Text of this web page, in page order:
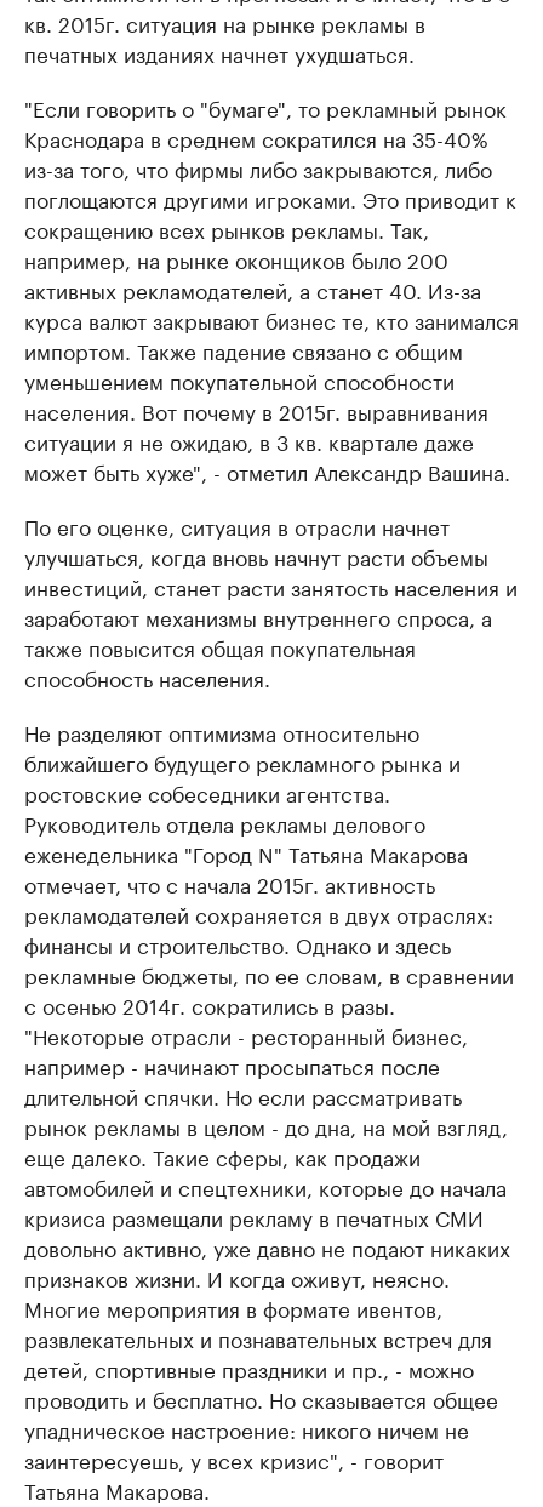
кв. 2015г. ситуация на рынке рекламы в
печатных изданиях начнет ухудшаться.
"Если говорить о "бумаге", то рекламный рынок
Краснодара в среднем сократился на 35-40%
из-за того, что фирмы либо закрываются, либо
поглощаются другими игроками. Это приводит к
сокращению всех рынков рекламы. Так,
например, на рынке оконщиков было 200
активных рекламодателей, а станет 40. Из-за
курса валют закрывают бизнес те, кто занимался
импортом. Также падение связано с общим
уменьшением покупательной способности
населения. Вот почему в 2015г. выравнивания
ситуации я не ожидаю, в 3 кв. квартале даже
может быть хуже", - отметил Александр Вашина.
По его оценке, ситуация в отрасли начнет
улучшаться, когда вновь начнут расти объемы
инвестиций, станет расти занятость населения и
заработают механизмы внутреннего спроса, а
также повысится общая покупательная
способность населения.
Не разделяют оптимизма относительно
ближайшего будущего рекламного рынка и
ростовские собеседники агентства.
Руководитель отдела рекламы делового
еженедельника "Город N" Татьяна Макарова
отмечает, что с начала 2015г. активность
рекламодателей сохраняется в двух отраслях:
финансы и строительство. Однако и здесь
рекламные бюджеты, по ее словам, в сравнении
с осенью 2014г. сократились в разы.
"Некоторые отрасли - ресторанный бизнес,
например - начинают просыпаться после
длительной спячки. Но если рассматривать
рынок рекламы в целом - до дна, на мой взгляд,
еще далеко. Такие сферы, как продажи
автомобилей и спецтехники, которые до начала
кризиса размещали рекламу в печатных СМИ
довольно активно, уже давно не подают никаких
признаков жизни. И когда оживут, неясно.
Многие мероприятия в формате ивентов,
развлекательных и познавательных встреч для
детей, спортивные праздники и пр., - можно
проводить и бесплатно. Но сказывается общее
упадническое настроение: никого ничем не
заинтересуешь, у всех кризис", - говорит
Татьяна Макарова.